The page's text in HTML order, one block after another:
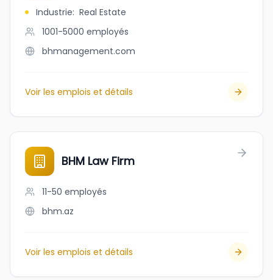
Industrie: Real Estate
1001-5000 employés
bhmanagement.com
Voir les emplois et détails
BHM Law Firm
11-50 employés
bhm.az
Voir les emplois et détails